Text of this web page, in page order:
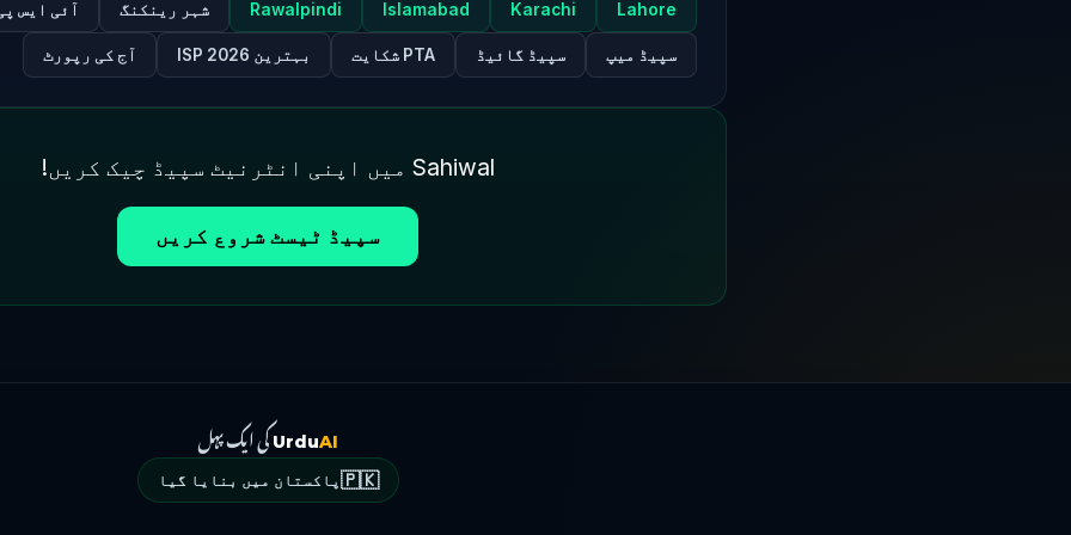
Lahore
Karachi
Islamabad
Rawalpindi شہر رینکنگ آئی ایس
سپیڈ میپ سپیڈ گائیڈ PTA شکایت بہترین ISP 2026 آج کی رپورٹ
Sahiwal میں اپنی انٹرنیٹ سپیڈ چیک کریں!
سپیڈ ٹیسٹ شروع کریں
UrduAI کی ایک پہل
🇵🇰 پاکستان میں بنایا گیا